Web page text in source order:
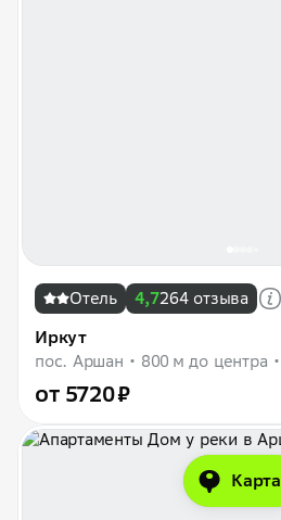
Отель 4,7264 отзыва
Иркут
пос. Аршан
800 м до центра
от 5720 ₽
Карта